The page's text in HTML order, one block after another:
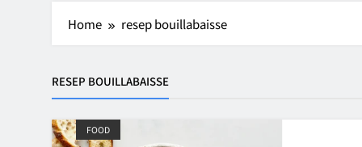
Home resep bouillabaisse
RESEP BOUILLABAISSE
FOOD